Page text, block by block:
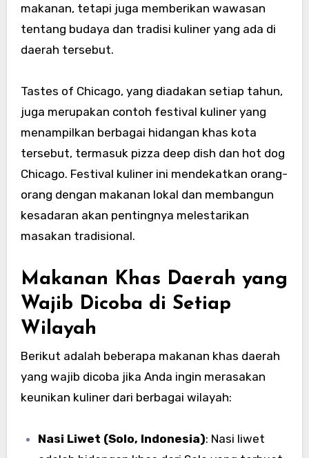
makanan, tetapi juga memberikan wawasan
tentang budaya dan tradisi kuliner yang ada di
daerah tersebut.
Tastes of Chicago, yang diadakan setiap tahun,
juga merupakan contoh festival kuliner yang
menampilkan berbagai hidangan khas kota
tersebut, termasuk pizza deep dish dan hot dog
Chicago. Festival kuliner ini mendekatkan orang-
orang dengan makanan lokal dan membangun
kesadaran akan pentingnya melestarikan
masakan tradisional.
Makanan Khas Daerah yang
Wajib Dicoba di Setiap
Wilayah
Berikut adalah beberapa makanan khas daerah
yang wajib dicoba jika Anda ingin merasakan
keunikan kuliner dari berbagai wilayah:
Nasi Liwet (Solo, Indonesia): Nasi liwet